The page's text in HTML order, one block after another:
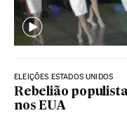
ELEIÇÕES ESTADOS UNIDOS
Rebelião
nos EUA